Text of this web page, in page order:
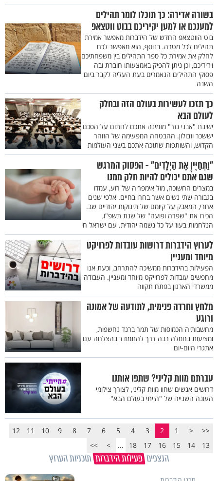
בשורה אדירה: כך תוכלו לומר תהילים
למענכם או למען יקיריכם בבוט ווטצאפ
בוט הווטצאפ החדש של הידברות מאפשר אמירת
תהילים לכל מטרה. בנוסף, הוא מאפשר לכם
לחלק את אמירת כל ספר התהילים בין משפחתיכם
וידידיכם, וכן ניתן להפיק באמצעותו חוברת ובה
פסוקי התהילים הנאמרים בעת העליה לקבר ביום
השנה
כך תזכו לעשירות בעולם הזה ובחלק
לעולם הבא
ישיבת "אבני נזר" מזמינה אתכם לחתום על הסכם
יששכר וזבולון. ההבטחה המפעימה של הזוהר
הקדוש, והשותפות שתזכה אתכם בשני העולמות
"וַתְּחַיֶּיןָ אֶת הַיְלָדִים" - הפסוק המרגש
שגם אתם יכולים להיות חלק ממנו
במצרים החשוכה, מול אימפריה של רוע, עמדו
בגבורה שתי נשים אשר בחרו בחיים. אלפי שנים
אחרי, המאבק על קיומם של תינוקות יהודיים שב.
הכירו את "שפרה ופועה" של שנת תשפ"ו,
הנלחמות בעוז על כל נשמה יהודית. עם ישראל חי
לערוץ הידברות דרושות עובדות לפרויקט
מיוחד ומעניין
הפעילות בהידברות ממשיכה להתרחב, וכעת אנו
מחפשים עובדות לפרוייקט מיוחד ומעניין. העבודה
ממשרדי הארגון בפתח תקווה
מלחץ וחרדה פנימית, לתודעה של אמונה
ורוגע
מחשבותיה הכמוסות של תמר ברנד נחשפות,
ומציעות בחמלה רבה דרך להתמודד בהצלחה עם
אתגרי היום-יום
עברתם מוות קליני? שתפו אותנו
דרושים אנשים שחוו מוות קליני, לצורך צילומי
העונה השנייה של "הייתי בעולם הבא"
<<
<
1
2
3
4
5
6
7
8
9
10
11
12
13
14
15
16
17
18
...
>
>>
הנצפים פעילות הידברות תוכניות הערוץ